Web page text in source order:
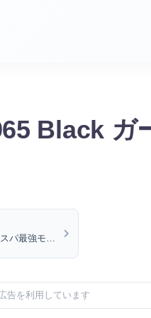
Black ガ
パ最強モデ
告を利用しています